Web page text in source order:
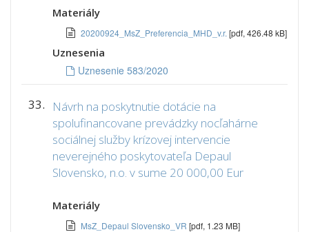
Materiály
20200924_MsZ_Preferencia_MHD_v.r. [pdf, 426.48 kB]
Uznesenia
Uznesenie 583/2020
33.
Návrh na poskytnutie dotácie na
spolufinancovane prevádzky nocľahárne
sociálnej služby krízovej intervencie
neverejného poskytovateľa Depaul
Slovensko, n.o. v sume 20 000,00 Eur
Materiály
MsZ_Depaul Slovensko_VR [pdf, 1.23 MB]